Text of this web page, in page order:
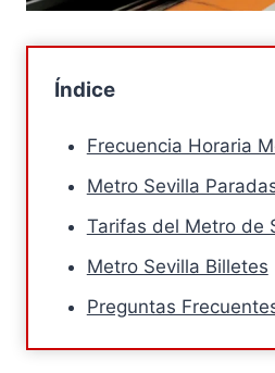
Índice
Frecuencia Horaria
Metro Sevilla
Tarifas del Metro de
Metro Sevilla Billetes
Preguntas